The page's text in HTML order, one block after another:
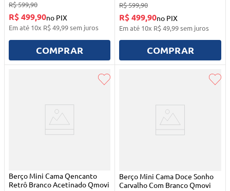
R$599,90
R$ 499,90no PIX
Em até 10x R$49,99sem juros
COMPRAR
R$599,90
R$ 499,90no PIX
Em até 10x R$49,99sem juros
COMPRAR
Berço Mini Cama Qencanto
Retrô Branco Acetinado Qmovi
Berço Mini Cama Doce Sonho
Carvalho Com Branco Qmovi